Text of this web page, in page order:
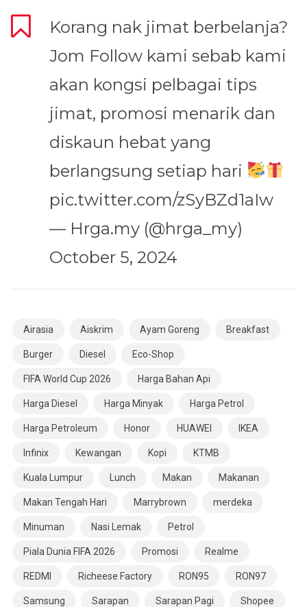
Korang nak jimat berbelanja?
Jom Follow kami sebab kami
akan kongsi pelbagai tips
jimat, promosi menarik dan
diskaun hebat yang
berlangsung setiap hari
pic.twitter.com/zSyBZd1aIw
— Hrga.my (@hrga_my)
October 5, 2024
Airasia Aiskrim Ayam Goreng Breakfast
Burger Diesel Eco-Shop
FIFA World Cup 2026 Harga Bahan Api
Harga Diesel Harga Minyak Harga Petrol
Harga Petroleum Honor HUAWEI IKEA
Infinix Kewangan Kopi KTMB
Kuala Lumpur Lunch Makan Makanan
Makan Tengah Hari Marrybrown merdeka
Minuman Nasi Lemak Petrol
Piala Dunia FIFA 2026 Promosi Realme
REDMI Richeese Factory RON95 RON97
Samsung Sarapan Sarapan Pagi Shopee